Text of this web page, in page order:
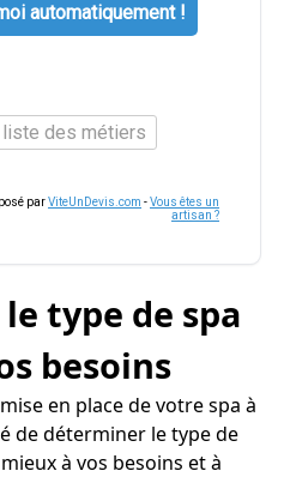
automatiquement !
liste des métiers
parViteUnDevis.com -Vous êtes un
artisan ?
type de spa
besoins
en place de votre spa à
de déterminer le type de
à vos besoins et à